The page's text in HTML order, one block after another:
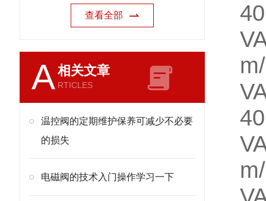
查看全部
A相关文章
RTICLES
温控阀的定期维护保养可减少不必要
的损失
电磁阀的技术入门操作学习一下